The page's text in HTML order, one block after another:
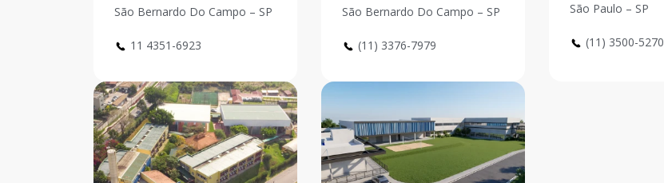
São Bernardo Do Campo – SP
11 4351-6923
São Bernardo Do Campo – SP
(11) 3376-7979
São Paulo – SP
(11) 3500-5270